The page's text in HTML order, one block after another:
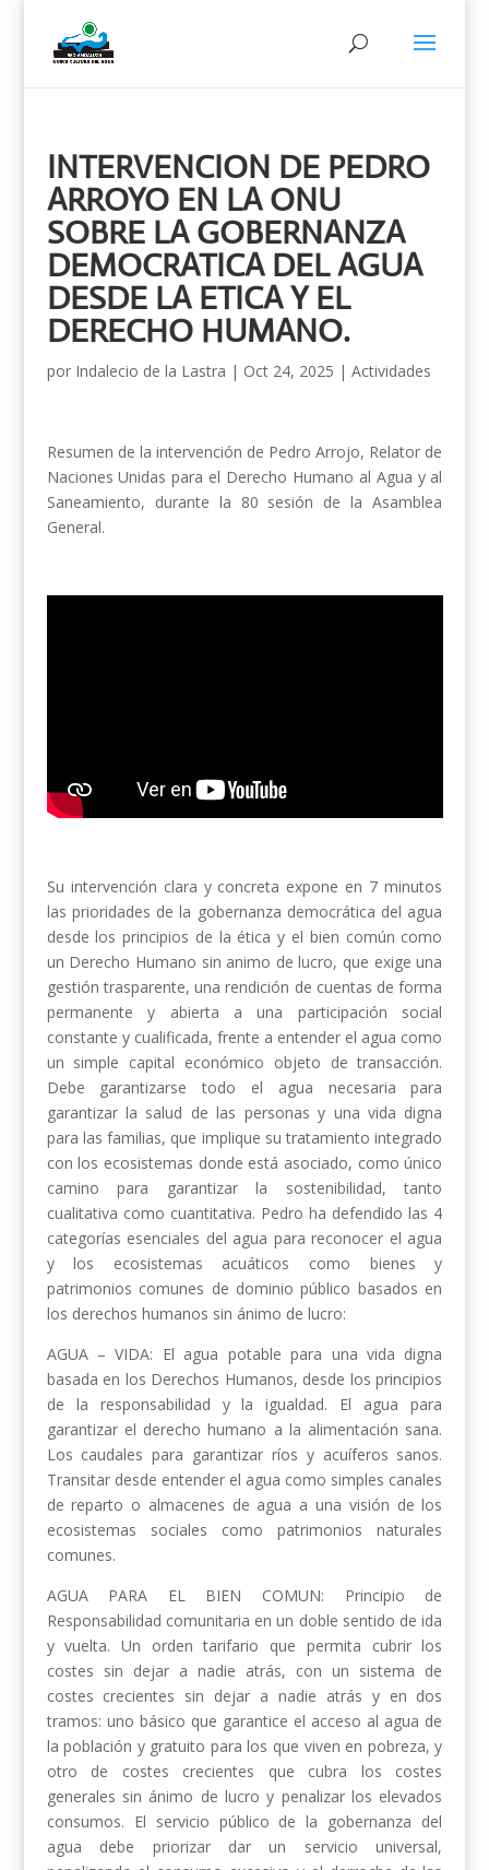
INTERVENCION DE PEDRO
ARROYO EN LA ONU
SOBRE LA GOBERNANZA
DEMOCRATICA DEL AGUA
DESDE LA ETICA Y EL
DERECHO HUMANO.
por Indalecio de la Lastra | Oct 24, 2025 | Actividades
Resumen de la intervención de Pedro Arrojo, Relator de
Naciones Unidas para el Derecho Humano al Agua y al
Saneamiento, durante la 80 sesión de la Asamblea
General.
Su intervención clara y concreta expone en 7 minutos
las prioridades de la gobernanza democrática del agua
desde los principios de la ética y el bien común como
un Derecho Humano sin animo de lucro, que exige una
gestión trasparente, una rendición de cuentas de forma
permanente y abierta a una participación social
constante y cualificada, frente a entender el agua como
un simple capital económico objeto de transacción.
Debe garantizarse todo el agua necesaria para
garantizar la salud de las personas y una vida digna
para las familias, que implique su tratamiento integrado
con los ecosistemas donde está asociado, como único
camino para garantizar la sostenibilidad, tanto
cualitativa como cuantitativa. Pedro ha defendido las 4
categorías esenciales del agua para reconocer el agua
y los ecosistemas acuáticos como bienes y
patrimonios comunes de dominio público basados en
los derechos humanos sin ánimo de lucro:
AGUA – VIDA: El agua potable para una vida digna
basada en los Derechos Humanos, desde los principios
de la responsabilidad y la igualdad. El agua para
garantizar el derecho humano a la alimentación sana.
Los caudales para garantizar ríos y acuíferos sanos.
Transitar desde entender el agua como simples canales
de reparto o almacenes de agua a una visión de los
ecosistemas sociales como patrimonios naturales
comunes.
AGUA PARA EL BIEN COMUN: Principio de
Responsabilidad comunitaria en un doble sentido de ida
y vuelta. Un orden tarifario que permita cubrir los
costes sin dejar a nadie atrás, con un sistema de
costes crecientes sin dejar a nadie atrás y en dos
tramos: uno básico que garantice el acceso al agua de
la población y gratuito para los que viven en pobreza, y
otro de costes crecientes que cubra los costes
generales sin ánimo de lucro y penalizar los elevados
consumos. El servicio público de la gobernanza del
agua debe priorizar dar un servicio universal,